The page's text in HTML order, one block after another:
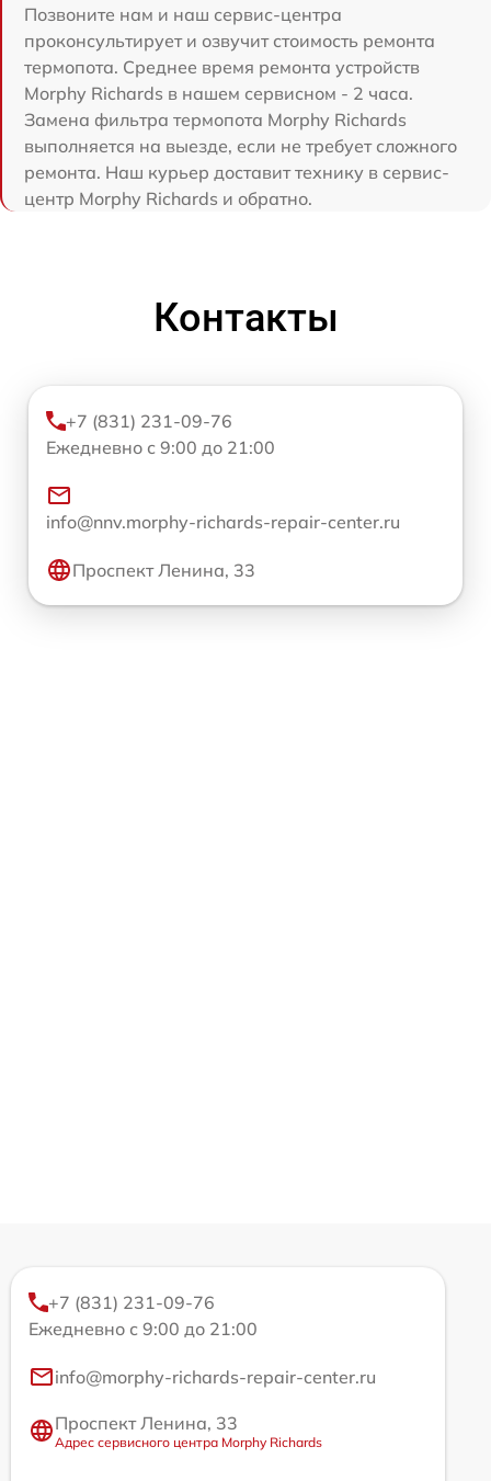
Позвоните нам и наш сервис-центра
проконсультирует и озвучит стоимость ремонта
термопота. Среднее время ремонта устройств
Morphy Richards в нашем сервисном - 2 часа.
Замена фильтра термопота Morphy Richards
выполняется на выезде, если не требует сложного
ремонта. Наш курьер доставит технику в сервис-
центр Morphy Richards и обратно.
Контакты
+7 (831) 231-09-76
Ежедневно с 9:00 до 21:00
info@nnv.morphy-richards-repair-center.ru
Проспект Ленина, 33
+7 (831) 231-09-76
Ежедневно с 9:00 до 21:00
info@morphy-richards-repair-center.ru
Проспект Ленина, 33
Адрес сервисного центра Morphy Richards